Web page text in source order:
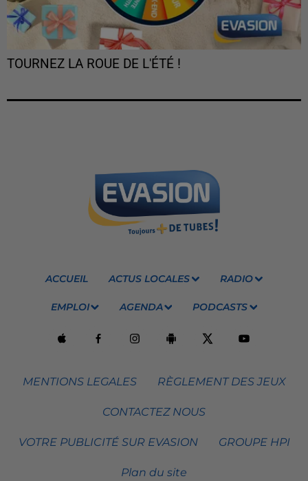
TOURNEZ LA ROUE DE L'ÉTÉ !
ACCUEIL ACTUS LOCALES RADIO
EMPLOI AGENDA PODCASTS
MENTIONS LEGALES RÈGLEMENT DES JEUX
CONTACTEZ NOUS
VOTRE PUBLICITÉ SUR EVASION GROUPE HPI
Plan du site